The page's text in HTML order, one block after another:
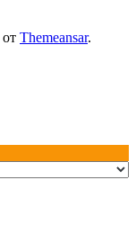
от Themeansar.